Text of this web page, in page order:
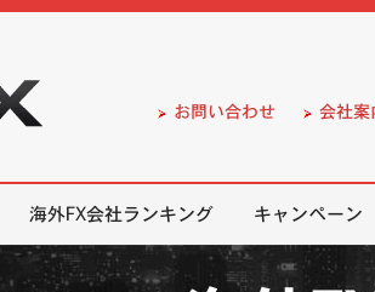
お問い合わせ 会社案
海外FX会社ランキング キャンペーン